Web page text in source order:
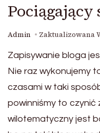
Pociągający
Admin Zaktualizowana
Zapisywanie bloga
Nie raz wykonujemy
czasami w taki
powinniśmy to czynić
wilotematyczny jest